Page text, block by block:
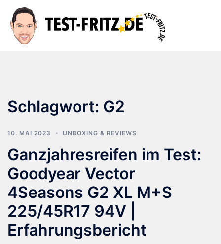
Inhalt
springen
Schlagwort: G2
10. MAI 2023 UNBOXING & REVIEWS
Ganzjahresreifen im Test:
Goodyear Vector
4Seasons G2 XL M+S
225/45R17 94V |
Erfahrungsbericht